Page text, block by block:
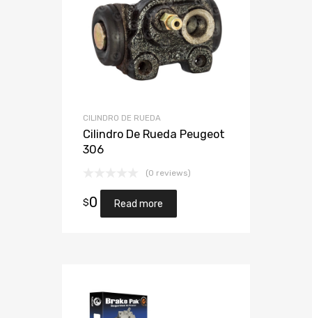
CILINDRO DE RUEDA
Cilindro De Rueda Peugeot
306
(0 reviews)
$0 Read more